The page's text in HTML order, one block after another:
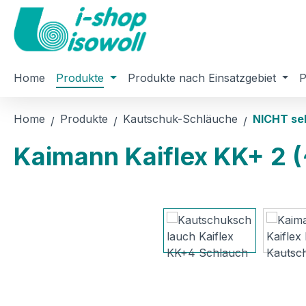
Hauptinhalt springen
Zur Suche springen
Zur Hauptnavigation springen
Home Produkte Produkte nach Einsatzgebiet
Home Produkte Kautschuk-Schläuche NICHT
Kaimann Kaiflex KK+ 2